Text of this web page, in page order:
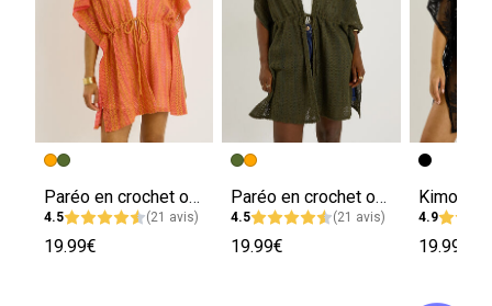
Paréo en crochet ouvert à l'avant femme
4.5 (21 avis)
19.99€
Paréo en crochet ouvert à l'avant femme
4.5 (21 avis)
19.99€
4.9
19.99€